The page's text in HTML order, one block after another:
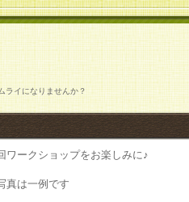
ライになりませんか？
ワークショップをお楽しみに♪
真は一例です